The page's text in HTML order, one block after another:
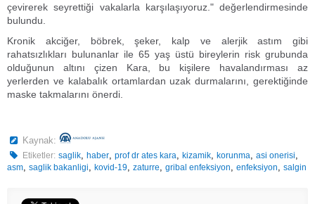
çevirerek seyrettiği vakalarla karşılaşıyoruz." değerlendirmesinde
bulundu.
Kronik akciğer, böbrek, şeker, kalp ve alerjik astım gibi
rahatsızlıkları bulunanlar ile 65 yaş üstü bireylerin risk grubunda
olduğunun altını çizen Kara, bu kişilere havalandırması az
yerlerden ve kalabalık ortamlardan uzak durmalarını, gerektiğinde
maske takmalarını önerdi.
Kaynak:
Etiketler: saglik,haber,prof dr ates kara,kizamik,korunma,asi onerisi,
asm, saglik bakanligi, kovid-19, zaturre, gribal enfeksiyon, enfeksiyon, salgin